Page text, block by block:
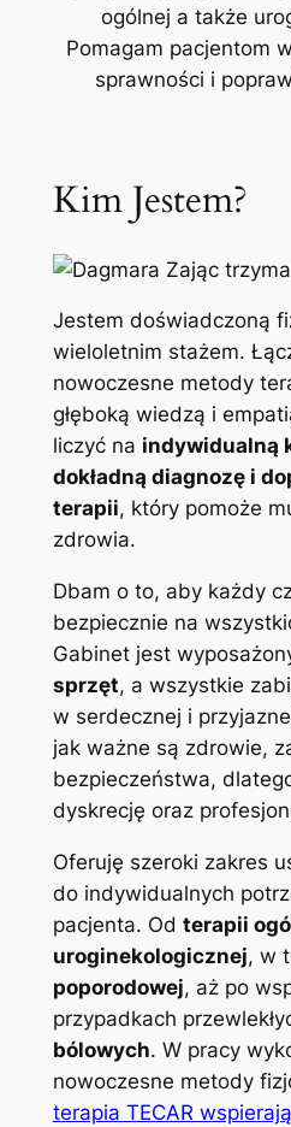
ogólnej a także
Pomagam pacjentom
sprawności i
Kim Jestem?
Jestem doświadczoną
wieloletnim stażem.
nowoczesne metody
głęboką wiedzą i
liczyć na indywidualną
dokładną diagnozę i
terapii, który pomoże
zdrowia.
Dbam o to, aby każdy
bezpiecznie na
Gabinet jest
sprzęt, a wszystkie
w serdecznej i
jak ważne są zdrowie,
bezpieczeństwa,
dyskrecję oraz
Oferuję szeroki zakres
do indywidualnych
pacjenta. Od terapii
uroginekologicznej, w
poporodowej, aż po
przypadkach
bólowych. W pracy
nowoczesne metody
terapia TECAR